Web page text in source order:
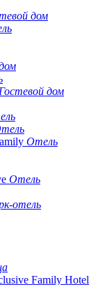
дом
Гостевой дом
Отель
Отель
отель
Family Hotel